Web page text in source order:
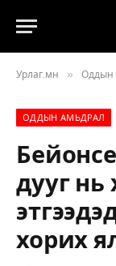
Урлаг.мн » Оддын
ОДДЫН АМЬДРАЛ
дууг нь
хорих